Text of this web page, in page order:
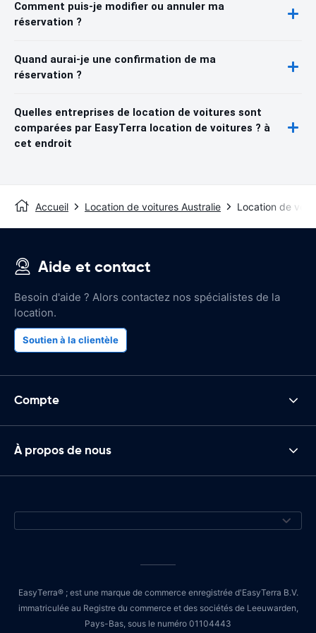
Comment puis-je modifier ou annuler ma
réservation ?
Quand aurai-je une confirmation de ma
réservation ?
Quelles entreprises de location de voitures sont
comparées par EasyTerra location de voitures ? à
cet endroit
Accueil Location de voitures Australie Location de
Aide et contact
Besoin d'aide ? Alors contactez nos spécialistes de la
location.
Soutien à la clientèle
Compte
À propos de nous
EasyTerra® ; est une marque de commerce enregistrée d'EasyTerra B.V.
immatriculée au Registre du commerce et des sociétés de Leeuwarden,
Pays-Bas, sous le numéro 01104443